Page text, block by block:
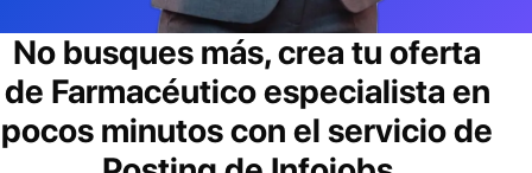
No busques más, crea tu oferta
de Farmacéutico especialista en
pocos minutos con el servicio de